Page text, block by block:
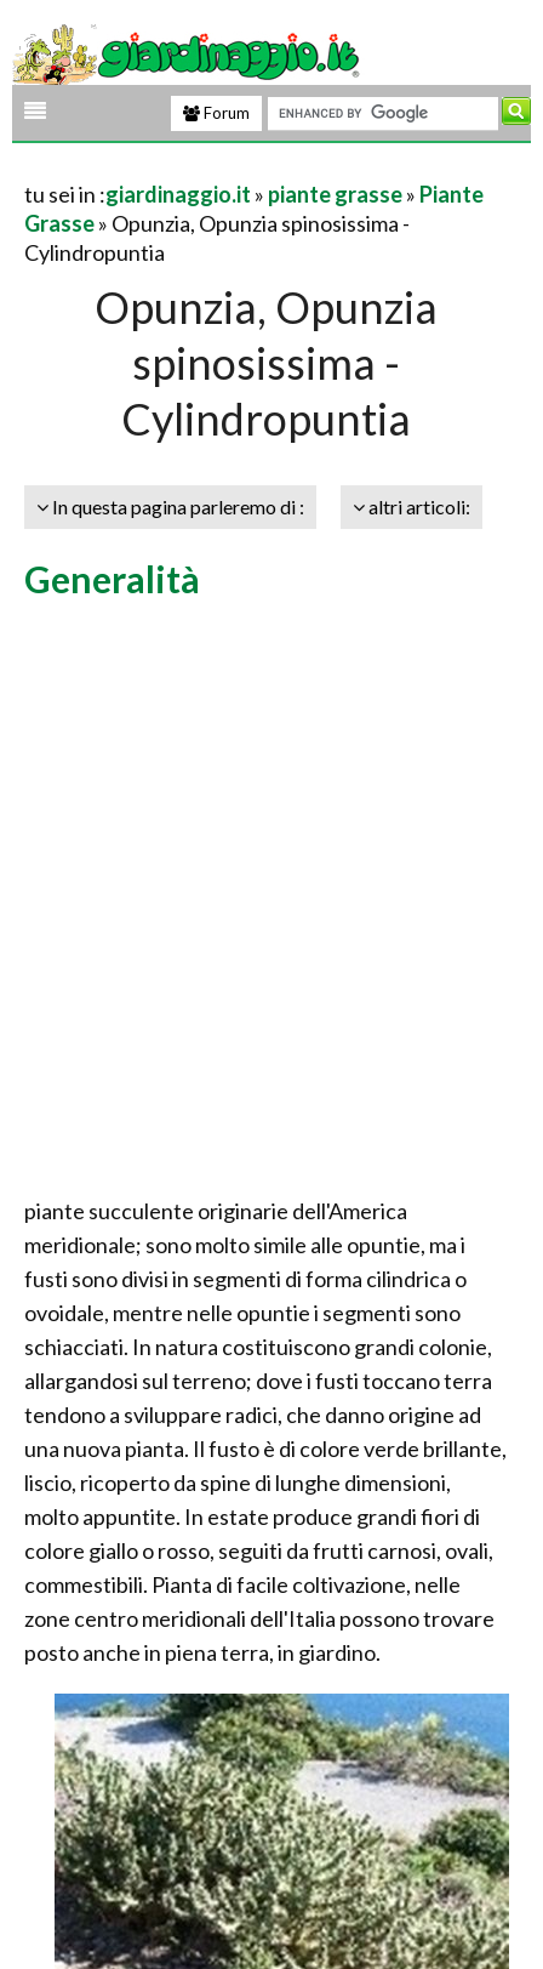
Forum
tu sei in :giardinaggio.it » piante grasse» Piante
Grasse» Opunzia, Opunzia spinosissima -
Cylindropuntia
Opunzia, Opunzia
spinosissima -
Cylindropuntia
In questa pagina parleremo di : altri articoli:
Generalità
piante succulente originarie dell'America
meridionale; sono molto simile alle opuntie, ma i
fusti sono divisi in segmenti di forma cilindrica o
ovoidale, mentre nelle opuntie i segmenti sono
schiacciati. In natura costituiscono grandi colonie,
allargandosi sul terreno; dove i fusti toccano terra
tendono a sviluppare radici, che danno origine ad
una nuova pianta. Il fusto è di colore verde brillante,
liscio, ricoperto da spine di lunghe dimensioni,
molto appuntite. In estate produce grandi fiori di
colore giallo o rosso, seguiti da frutti carnosi, ovali,
commestibili. Pianta di facile coltivazione, nelle
zone centro meridionali dell'Italia possono trovare
posto anche in piena terra, in giardino.